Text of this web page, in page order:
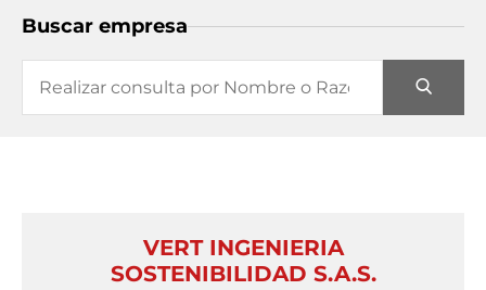
Buscar empresa
VERT INGENIERIA
SOSTENIBILIDAD S.A.S.